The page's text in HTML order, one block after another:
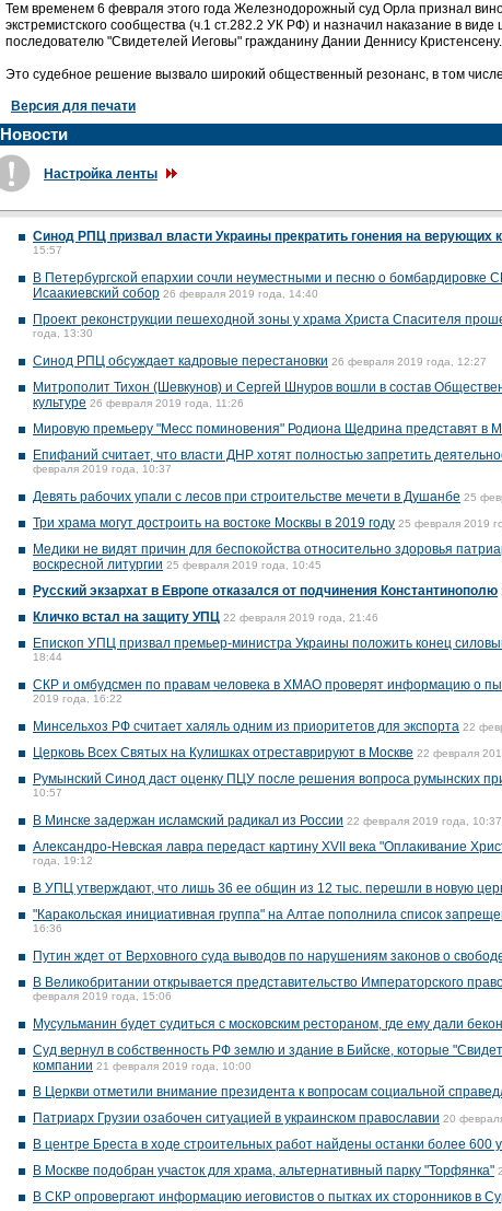
Тем временем 6 февраля этого года Железнодорожный суд Орла признал
экстремистского сообщества (ч.1 ст.282.2 УК РФ) и назначил наказание в
последователю "Свидетелей Иеговы" гражданину Дании Деннису Кристенсену.
Это судебное решение вызвало широкий общественный резонанс, в том
Версия для печати
Новости
Настройка ленты
Синод РПЦ призвал власти Украины прекратить гонения на верующих
15:57
В Петербургской епархии сочли неуместными и песню о бомбардировке
Исаакиевский собор 26 февраля 2019 года, 14:40
Проект реконструкции пешеходной зоны у храма Христа Спасителя
года, 13:30
Синод РПЦ обсуждает кадровые перестановки 26 февраля 2019 года, 12:27
Митрополит Тихон (Шевкунов) и Сергей Шнуров вошли в состав
культуре 26 февраля 2019 года, 11:26
Мировую премьеру "Месс поминовения" Родиона Щедрина представят в
Епифаний считает, что власти ДНР хотят полностью запретить
февраля 2019 года, 10:37
Девять рабочих упали с лесов при строительстве мечети в Душанбе 25
Три храма могут достроить на востоке Москвы в 2019 году 25 февраля 2019
Медики не видят причин для беспокойства относительно здоровья
воскресной литургии 25 февраля 2019 года, 10:45
Русский экзархат в Европе отказался от подчинения Константинополю
Кличко встал на защиту УПЦ 22 февраля 2019 года, 21:46
Епископ УПЦ призвал премьер-министра Украины положить конец
18:44
СКР и омбудсмен по правам человека в ХМАО проверят информацию о
2019 года, 16:22
Минсельхоз РФ считает халяль одним из приоритетов для экспорта 22
Церковь Всех Святых на Кулишках отреставрируют в Москве 22 февраля
Румынский Синод даст оценку ПЦУ после решения вопроса румынских
10:57
В Минске задержан исламский радикал из России 22 февраля 2019 года, 10:37
Александро-Невская лавра передаст картину XVII века "Оплакивание
года, 19:12
В УПЦ утверждают, что лишь 36 ее общин из 12 тыс. перешли в новую
"Каракольская инициативная группа" на Алтае пополнила список
16:36
Путин ждет от Верховного суда выводов по нарушениям законов о
В Великобритании открывается представительство Императорского
февраля 2019 года, 15:06
Мусульманин будет судиться с московским рестораном, где ему дали бекон
Суд вернул в собственность РФ землю и здание в Бийске, которые
компании 21 февраля 2019 года, 10:00
В Церкви отметили внимание президента к вопросам социальной
Патриарх Грузии озабочен ситуацией в украинском православии 20
В центре Бреста в ходе строительных работ найдены останки более 600
В Москве подобран участок для храма, альтернативный парку "Торфянка"
В СКР опровергают информацию иеговистов о пытках их сторонников в